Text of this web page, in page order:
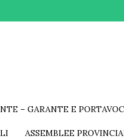
– GARANTE E
ASSEMBLEE